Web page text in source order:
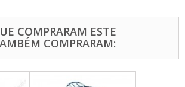
COMPRARAM ESTE
COMPRARAM: